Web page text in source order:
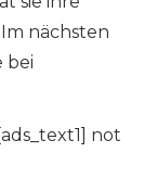
nächsten
bei
not